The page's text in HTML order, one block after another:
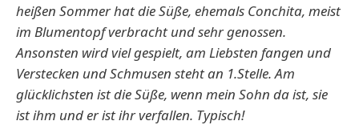
heißen Sommer hat die Süße, ehemals Conchita, meist
im Blumentopf verbracht und sehr genossen.
Ansonsten wird viel gespielt, am Liebsten fangen und
Verstecken und Schmusen steht an 1.Stelle. Am
glücklichsten ist die Süße, wenn mein Sohn da ist, sie
ist ihm und er ist ihr verfallen. Typisch!